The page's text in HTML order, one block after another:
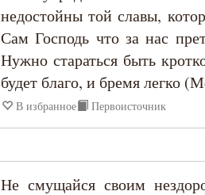
недостойны той славы,
Сам Господь что за нас
Нужно стараться быть
будет благо, и бремя легко
В избранное Первоисточник
Не смущайся своим